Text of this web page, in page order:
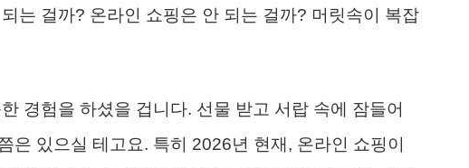
는 걸까? 온라인 쇼핑은 안 되는 걸까? 머릿속이 복잡
경험을 하셨을 겁니다. 선물 받고 서랍 속에 잠들어
은 있으실 테고요. 특히 2026년 현재, 온라인 쇼핑이